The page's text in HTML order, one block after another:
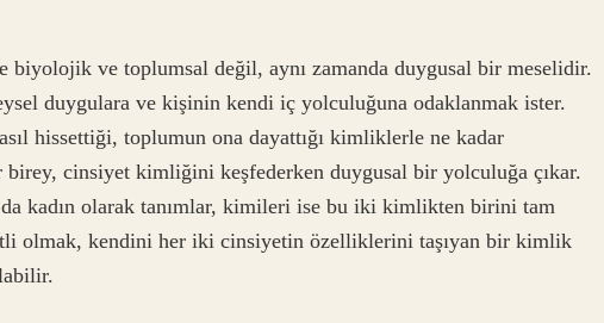
biyolojik ve toplumsal değil, aynı zamanda duygusal bir meselidir.
duygulara ve kişinin kendi iç yolculuğuna odaklanmak ister.
hissettiği, toplumun ona dayattığı kimliklerle ne kadar
cinsiyet kimliğini keşfederken duygusal bir yolculuğa çıkar.
kadın olarak tanımlar, kimileri ise bu iki kimlikten birini tam
olmak, kendini her iki cinsiyetin özelliklerini taşıyan bir kimlik